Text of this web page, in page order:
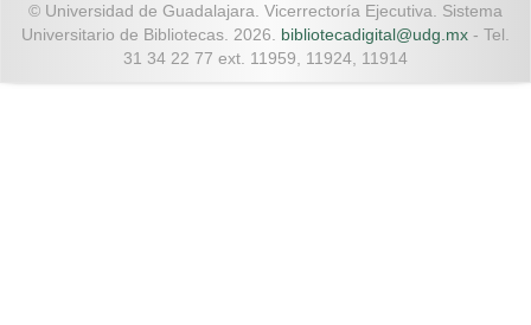
© Universidad de Guadalajara. Vicerrectoría Ejecutiva. Sistema
Universitario de Bibliotecas. 2026. bibliotecadigital@udg.mx - Tel.
31 34 22 77 ext. 11959, 11924, 11914